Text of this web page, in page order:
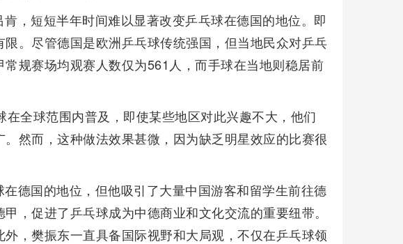
，短短半年时间难以显著改变乒乓球在德国的地位。即
。尽管德国是欧洲乒乓球传统强国，但当地民众对乒乓
规赛场均观赛人数仅为561人，而手球在当地则稳居前
全球范围内普及，即使某些地区对此兴趣不大，他们
然而，这种做法效果甚微，因为缺乏明星效应的比赛很
德国的地位，但他吸引了大量中国游客和留学生前往德
，促进了乒乓球成为中德商业和文化交流的重要纽带。
，樊振东一直具备国际视野和大局观，不仅在乒乓球领